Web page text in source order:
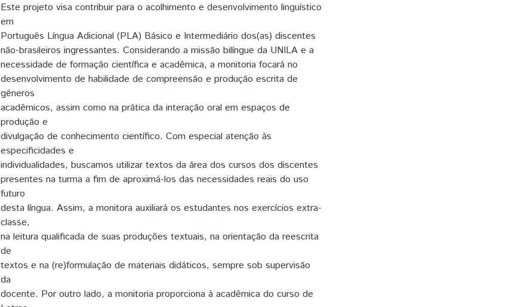
Este projeto visa contribuir para o acolhimento e desenvolvimento linguístico
em
Português Língua Adicional (PLA) Básico e Intermediário dos(as) discentes
não-brasileiros ingressantes. Considerando a missão bilíngue da UNILA e a
necessidade de formação científica e acadêmica, a monitoria focará no
desenvolvimento de habilidade de compreensão e produção escrita de
gêneros
acadêmicos, assim como na prática da interação oral em espaços de
produção e
divulgação de conhecimento científico. Com especial atenção às
especificidades e
individualidades, buscamos utilizar textos da área dos cursos dos discentes
presentes na turma a fim de aproximá-los das necessidades reais do uso
futuro
desta língua. Assim, a monitora auxiliará os estudantes nos exercícios extra-
classe,
na leitura qualificada de suas produções textuais, na orientação da reescrita
de
textos e na (re)formulação de materiais didáticos, sempre sob supervisão
da
docente. Por outro lado, a monitoria proporciona à acadêmica do curso de